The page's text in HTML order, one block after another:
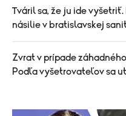
Tváril sa, že ju ide
násilie v bratislavskej
Zvrat v prípade
Podľa vyšetrovateľov sa